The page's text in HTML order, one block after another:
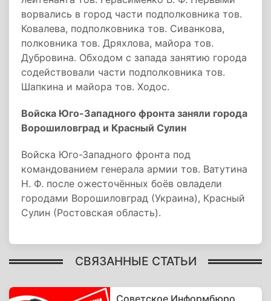
ворвались в город части подполковника тов.
Ковалева, подполковника тов. Сиванкова,
полковника тов. Дряхлова, майора тов.
Дубровина. Обходом с запада занятию города
содействовали части подполковника тов.
Шапкина и майора тов. Ходос.
Войска Юго-Западного фронта заняли города
Ворошиловград и Красный Сулин
Войска Юго-Западного фронта под
командованием генерала армии тов. Ватутина
Н. Ф. после ожесточённых боёв овладели
городами Ворошиловград (Украина), Красный
Сулин (Ростовская область).
СВЯЗАННЫЕ СТАТЬИ
Советское Информбюро